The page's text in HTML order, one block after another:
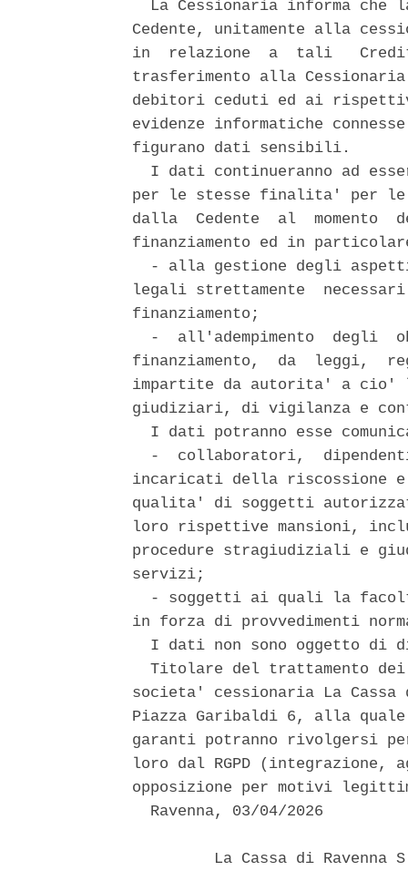
La Cessionaria informa che
Cedente, unitamente alla
in  relazione  a  tali
trasferimento alla
debitori ceduti ed ai
evidenze informatiche
figurano dati sensibili.
I dati continueranno ad
per le stesse finalita' per
dalla  Cedente  al
finanziamento ed in
- alla gestione degli
legali strettamente
finanziamento;
-  all'adempimento  degli
finanziamento,  da  leggi,
impartite da autorita' a cio'
giudiziari, di vigilanza e
I dati potranno esse
-  collaboratori,
incaricati della riscossione
qualita' di soggetti
loro rispettive mansioni,
procedure stragiudiziali e
servizi;
- soggetti ai quali la
in forza di provvedimenti
I dati non sono oggetto di
Titolare del trattamento
societa' cessionaria La Cassa
Piazza Garibaldi 6, alla
garanti potranno
loro dal RGPD (integrazione,
opposizione per motivi
  Ravenna, 03/04/2026
La Cassa di Ravenna